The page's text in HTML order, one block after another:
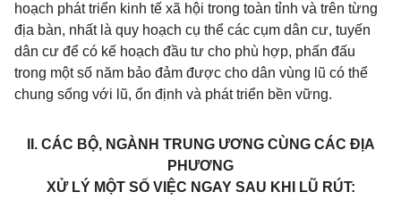
hoạch phát triển kinh tế xã hội trong toàn tỉnh và trên từng
địa bàn, nhất là quy hoạch cụ thể các cụm dân cư, tuyến
dân cư để có kế hoạch đầu tư cho phù hợp, phấn đấu
trong một số năm bảo đảm được cho dân vùng lũ có thể
chung sống với lũ, ổn định và phát triển bền vững.
II. CÁC BỘ, NGÀNH TRUNG ƯƠNG CÙNG CÁC ĐỊA
PHƯƠNG
XỬ LÝ MỘT SỐ VIỆC NGAY SAU KHI LŨ RÚT: